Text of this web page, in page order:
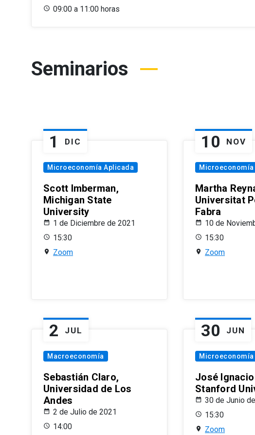
09:00 a 11:00 horas
Seminarios
1 DIC
Microeconomía Aplicada
Scott Imberman,
Michigan State
University
1 de Diciembre de 2021
15:30
Zoom
10 NOV
Martha
Universitat
Fabra
10 de
15:30
Zoom
2 JUL
Macroeconomía
Sebastián Claro,
Universidad de Los
Andes
2 de Julio de 2021
14:00
30 JUN
José
Stanford
30 de Junio
15:30
Zoom